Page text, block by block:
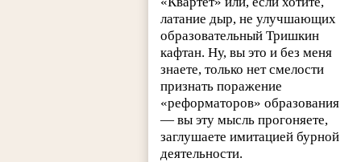
латание дыр, не улучшающих
образовательный Тришкин
кафтан. Ну, вы это и без меня
знаете, только нет смелости
признать поражение
«реформаторов» образования
— вы эту мысль прогоняете,
заглушаете имитацией бурной
деятельности.